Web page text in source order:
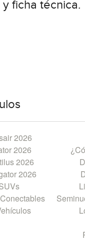
ficha técnica.
2026
2026
2026
2026